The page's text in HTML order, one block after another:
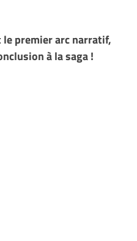
premier arc narratif,
à la saga !